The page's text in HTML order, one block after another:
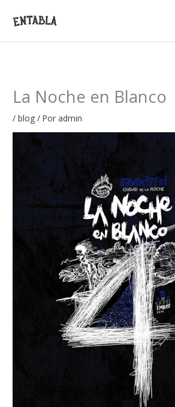
La Noche en Blanco
/blog / Por admin